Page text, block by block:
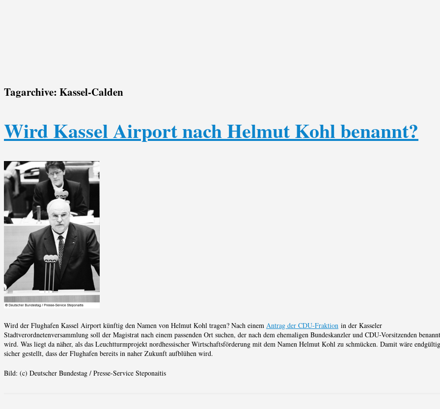
Tagarchive: Kassel-Calden
Wird Kassel Airport nach Helmut Kohl benannt?
Wird der Flughafen Kassel Airport künftig den Namen von Helmut Kohl tragen? Nach einem Antrag der CDU-Fraktion in der Kasseler
Stadtverordnetenversammlung soll der Magistrat nach einem passenden Ort suchen, der nach dem ehemaligen Bundeskanzler und CDU-Vorsitzenden benannt
wird. Was liegt da näher, als das Leuchtturmprojekt nordhessischer Wirtschaftsförderung mit dem Namen Helmut Kohl zu schmücken. Damit wäre endgültig
sicher gestellt, dass der Flughafen bereits in naher Zukunft aufblühen wird.
Bild: (c) Deutscher Bundestag / Presse-Service Steponaitis